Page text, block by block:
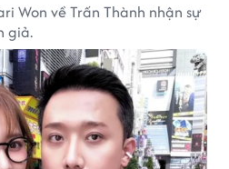
Won về Trấn Thành nhận sự
giả.